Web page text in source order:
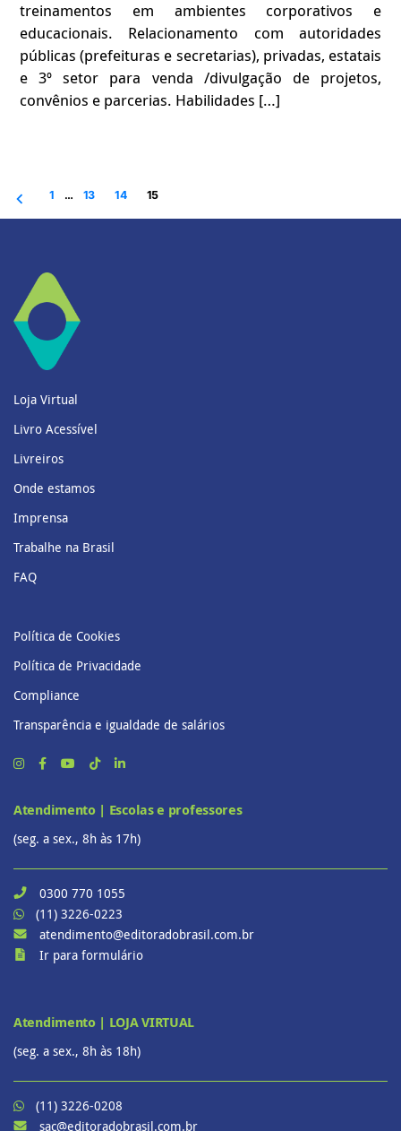
treinamentos em ambientes corporativos e
educacionais. Relacionamento com autoridades
públicas (prefeituras e secretarias), privadas, estatais
e 3º setor para venda /divulgação de projetos,
convênios e parcerias. Habilidades […]
1 … 13 14 15
Loja Virtual
Livro Acessível
Livreiros
Onde estamos
Imprensa
Trabalhe na Brasil
FAQ
Política de Cookies
Política de Privacidade
Compliance
Transparência e igualdade de salários
Atendimento | Escolas e professores
(seg. a sex., 8h às 17h)
0300 770 1055
(11) 3226-0223
atendimento@editoradobrasil.com.br
Ir para formulário
Atendimento | LOJA VIRTUAL
(seg. a sex., 8h às 18h)
(11) 3226-0208
sac@editoradobrasil.com.br